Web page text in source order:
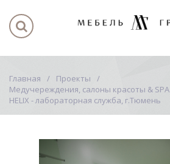
Главная
Проекты
Медучереждения, салоны красоты & SPA
HELIX - лабораторная служба, г.Тюмень